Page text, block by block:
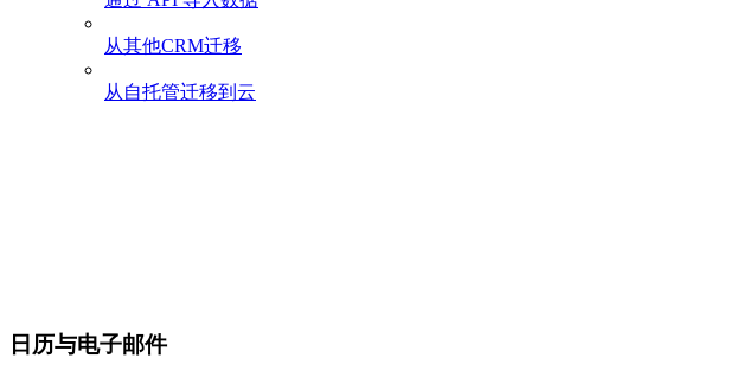
从其他CRM迁移
从自托管迁移到云
日历与电子邮件